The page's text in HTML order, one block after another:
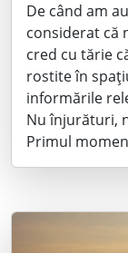
De când am
considerat că
cred cu tărie
rostite în
informările
Nu înjurături,
Primul